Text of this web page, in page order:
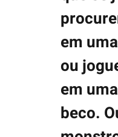
em
ou
em
beco.